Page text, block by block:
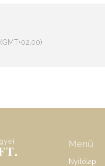
(GMT+02:00)
Menü
Nyitólap